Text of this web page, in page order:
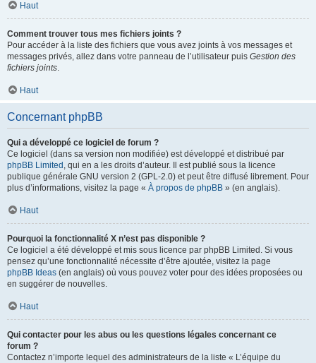
Haut
Comment trouver tous mes fichiers joints ?
Pour accéder à la liste des fichiers que vous avez joints à vos messages et
messages privés, allez dans votre panneau de l’utilisateur puis Gestion des
fichiers joints.
Haut
Concernant phpBB
Qui a développé ce logiciel de forum ?
Ce logiciel (dans sa version non modifiée) est développé et distribué par
phpBB Limited , qui en a les droits d’auteur. Il est publié sous la licence
publique générale GNU version 2 (GPL-2.0) et peut être diffusé librement. Pour
plus d’informations, visitez la page « À propos de phpBB » (en anglais).
Haut
Pourquoi la fonctionnalité X n’est pas disponible ?
Ce logiciel a été développé et mis sous licence par phpBB Limited. Si vous
pensez qu’une fonctionnalité nécessite d’être ajoutée, visitez la page
phpBB Ideas (en anglais) où vous pouvez voter pour des idées proposées ou
en suggérer de nouvelles.
Haut
Qui contacter pour les abus ou les questions légales concernant ce
forum ?
Contactez n’importe lequel des administrateurs de la liste « L’équipe du